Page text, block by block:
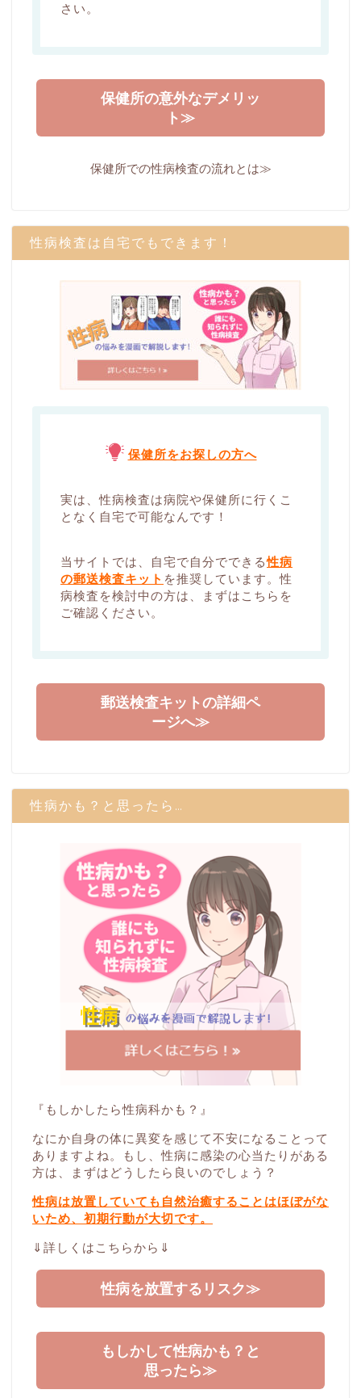
さい。
保健所の意外なデメリッ
ト≫
保健所での性病検査の流れとは≫
性病検査は自宅でもできます！
保健所をお探しの方へ
実は、性病検査は病院や保健所に行くこ
となく自宅で可能なんです！
当サイトでは、自宅で自分でできる性病
の郵送検査キット を推奨しています。性
病検査を検討中の方は、まずはこちらを
ご確認ください。
郵送検査キットの詳細ペ
ージへ≫
性病かも？と思ったら…
『もしかしたら性病科かも？』
なにか自身の体に異変を感じて不安になることって
ありますよね。もし、性病に感染の心当たりがある
方は、まずはどうしたら良いのでしょう？
性病は放置していても自然治癒することはほぼがな
いため、初期行動が大切です。
⇓詳しくはこちらから⇓
性病を放置するリスク≫
もしかして性病かも？と
思ったら≫